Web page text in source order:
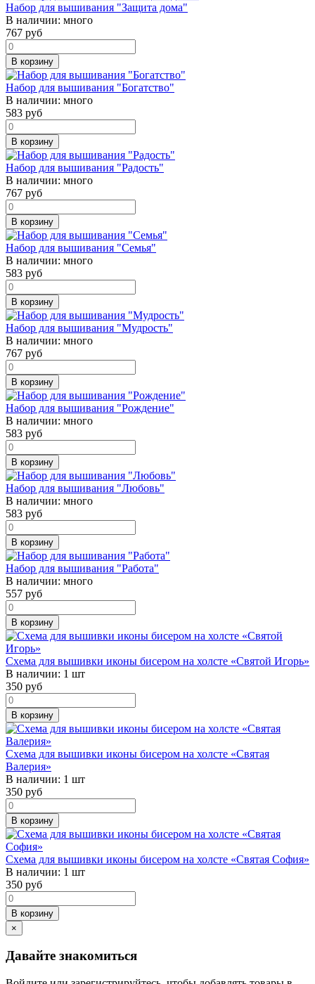
Набор для вышивания "Защита дома"
В наличии: много
767 руб
В корзину
Набор для вышивания "Богатство"
В наличии: много
583 руб
В корзину
Набор для вышивания "Радость"
В наличии: много
767 руб
В корзину
Набор для вышивания "Семья"
В наличии: много
583 руб
В корзину
Набор для вышивания "Мудрость"
В наличии: много
767 руб
В корзину
Набор для вышивания "Рождение"
В наличии: много
583 руб
В корзину
Набор для вышивания "Любовь"
В наличии: много
583 руб
В корзину
Набор для вышивания "Работа"
В наличии: много
557 руб
В корзину
Схема для вышивки иконы бисером на холсте «Святой Игорь»
В наличии: 1 шт
350 руб
В корзину
Схема для вышивки иконы бисером на холсте «Святая
Валерия»
В наличии: 1 шт
350 руб
В корзину
Схема для вышивки иконы бисером на холсте «Святая София»
В наличии: 1 шт
350 руб
В корзину
×
Давайте знакомиться